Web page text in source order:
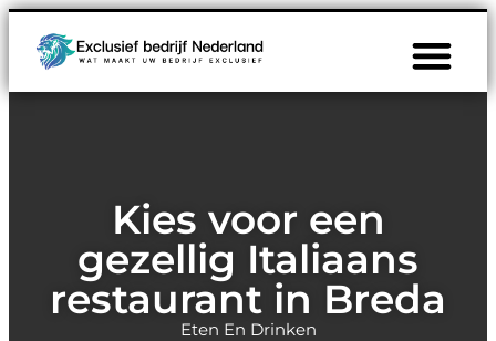
Kies voor een
gezellig Italiaans
restaurant in Breda
Eten En Drinken